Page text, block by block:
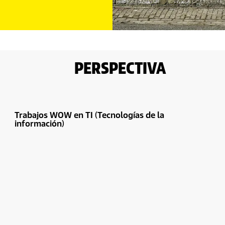
PERSPECTIVA
Trabajos WOW en TI (Tecnologías de la
información)